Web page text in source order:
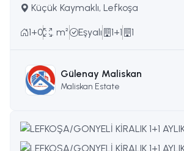
Küçük Kaymaklı, Lefkoşa
1+0 . m² Eşyalı 1+1 1
Gülenay Maliskan
Maliskan Estate